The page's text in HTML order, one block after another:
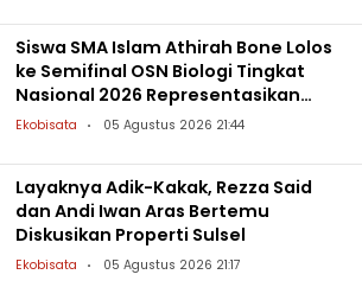
Siswa SMA Islam Athirah Bone Lolos
ke Semifinal OSN Biologi Tingkat
Nasional 2026 Representasikan
Sulsel
Ekobisata 05 Agustus 2026 21:44
Layaknya Adik-Kakak, Rezza Said
dan Andi Iwan Aras Bertemu
Diskusikan Properti Sulsel
Ekobisata 05 Agustus 2026 21:17